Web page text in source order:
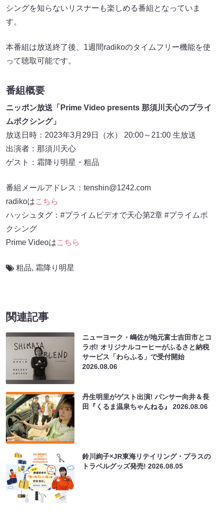
シングを知らないリスナーも楽しめる番組となっていま
す。
本番組は放送終了後、1週間radikoのタイムフリー機能を使
って聴取可能です。
番組概要
ニッポン放送「Prime Video presents 那須川天心のプライ
ムボクシング」
放送日時：2023年3月29日（水） 20:00～21:00 生放送
出演者：那須川天心
ゲスト：霜降り明星・粗品
番組メールアドレス：tenshin@1242.com
radikoはこちら
ハッシュタグ：#プライムビデオで天心第2章 #プライムボ
クシング
Prime Videoはこちら
粗品, 霜降り明星
関連記事
ニューヨーク・嶋佐が地元富士吉田市とコ
ラボ! オリジナルコーヒーがふるさと納税
サービス「わらふる」で受付開始
2026.08.06
丹生明里がゲスト出演! パンサー向井＆長
田『くるま温泉ちゃんねる』2026.08.06
鈴川絢子×JR東海リテイリング・プラスの
トラベルグッズ発売!2026.08.05